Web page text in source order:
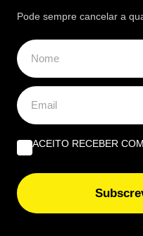
recuperou 150
Albufeira já
Pode sempre cancelar a
ACEITO RECEBER